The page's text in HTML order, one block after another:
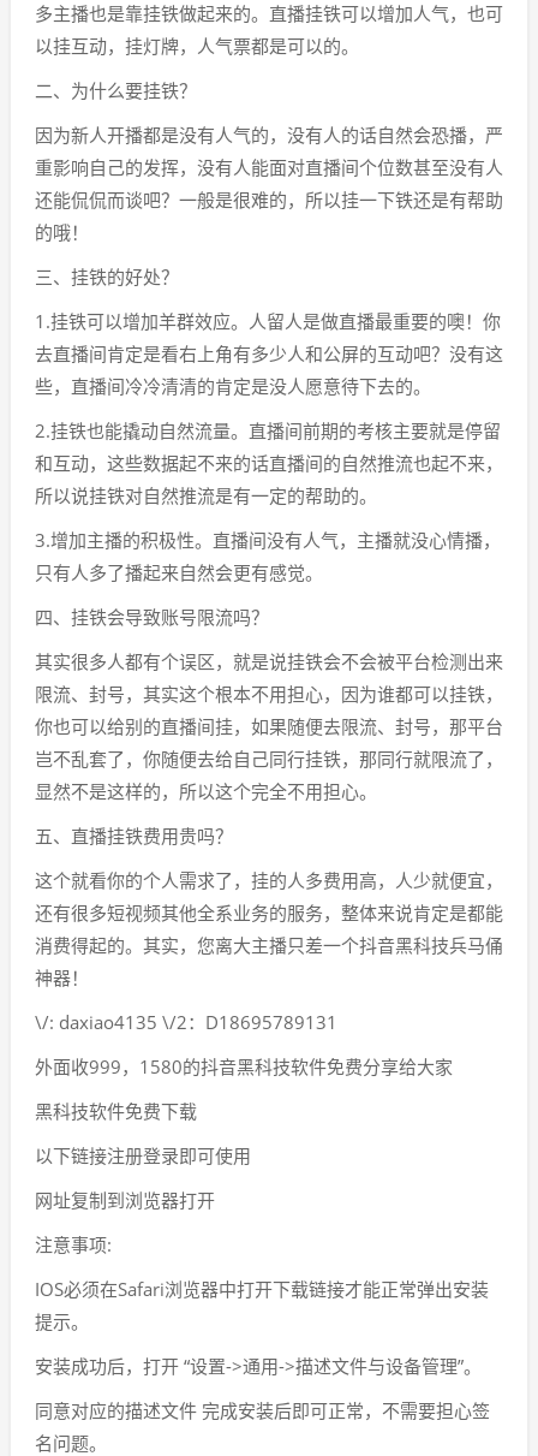
多主播也是靠挂铁做起来的。直播挂铁可以增加人气，也可
以挂互动，挂灯牌，人气票都是可以的。
二、为什么要挂铁？
因为新人开播都是没有人气的，没有人的话自然会恐播，严
重影响自己的发挥，没有人能面对直播间个位数甚至没有人
还能侃侃而谈吧？一般是很难的，所以挂一下铁还是有帮助
的哦！
三、挂铁的好处？
1.挂铁可以增加羊群效应。人留人是做直播最重要的噢！你
去直播间肯定是看右上角有多少人和公屏的互动吧？没有这
些，直播间冷冷清清的肯定是没人愿意待下去的。
2.挂铁也能撬动自然流量。直播间前期的考核主要就是停留
和互动，这些数据起不来的话直播间的自然推流也起不来，
所以说挂铁对自然推流是有一定的帮助的。
3.增加主播的积极性。直播间没有人气，主播就没心情播，
只有人多了播起来自然会更有感觉。
四、挂铁会导致账号限流吗？
其实很多人都有个误区，就是说挂铁会不会被平台检测出来
限流、封号，其实这个根本不用担心，因为谁都可以挂铁，
你也可以给别的直播间挂，如果随便去限流、封号，那平台
岂不乱套了，你随便去给自己同行挂铁，那同行就限流了，
显然不是这样的，所以这个完全不用担心。
五、直播挂铁费用贵吗？
这个就看你的个人需求了，挂的人多费用高，人少就便宜，
还有很多短视频其他全系业务的服务，整体来说肯定是都能
消费得起的。其实，您离大主播只差一个抖音黑科技兵马俑
神器！
\/: daxiao4135 \/2：D18695789131
外面收999，1580的抖音黑科技软件免费分享给大家
黑科技软件免费下载
以下链接注册登录即可使用
网址复制到浏览器打开
注意事项:
IOS必须在Safari浏览器中打开下载链接才能正常弹出安装
提示。
安装成功后，打开 “设置->通用->描述文件与设备管理”。
同意对应的描述文件 完成安装后即可正常，不需要担心签
名问题。